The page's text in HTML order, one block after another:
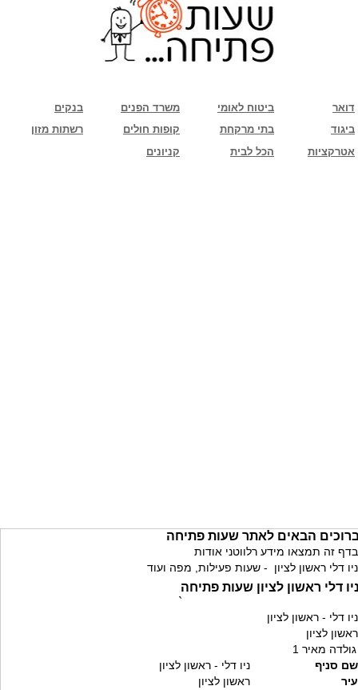
בנקים משרד הפנים ביטוח לאומי
דואר
רשתות מזון
קופות חולים בתי מרקחת
ביגוד
קניונים
הכל לבית אטרקציות
הבאים לאתר שעות פתיחה
בדף זה תמצאו מידע רלווטני אודות
ניו דלי ראשון לציון - שעות פעילות, מפה ועוד
דלי ראשון לציון שעות פתיחה
`
ניו דלי - ראשון לציון
ראשון לציון
גולדה מאיר 1
שם סניף
ניו דלי - ראשון לציון
עיר
ראשון לציון